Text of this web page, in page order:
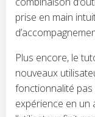
prise en main
Plus encore, le
nouveaux
fonctionnalité pas
expérience en un